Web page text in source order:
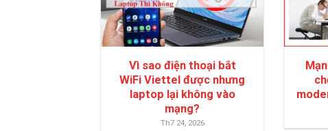
Vì sao điện thoại bắt
WiFi Viettel được nhưng
laptop lại không vào
mạng?
Th7 24, 2026